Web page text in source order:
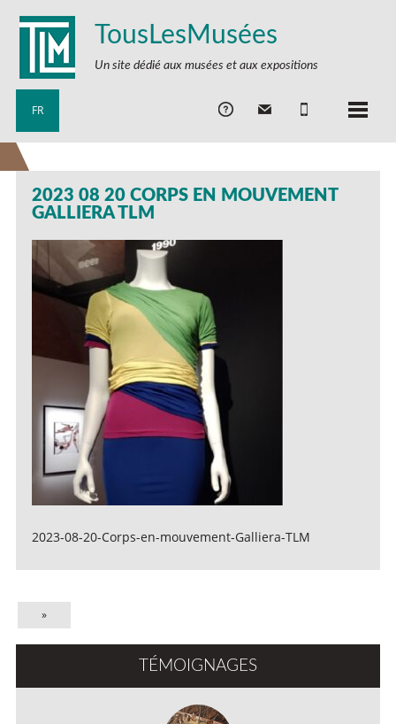
TousLesMusées
Un site dédié aux musées et aux expositions
FR
2023 08 20 CORPS EN MOUVEMENT
GALLIERA TLM
2023-08-20-Corps-en-mouvement-Galliera-TLM
»
TÉMOIGNAGES